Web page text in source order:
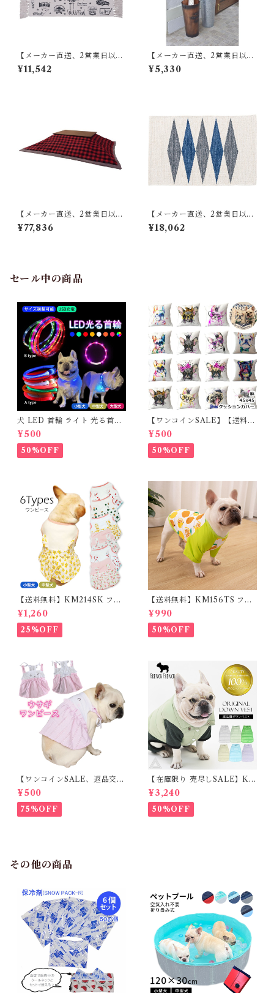
【メーカー直送、2営業日以内
に発送】【6個セット】 東谷
マット W75×D45 RE TTR-13
¥11,542
【メーカー直送、2営業日以内
に発送】東谷 傘立て φ21×H41
ブロンズ/グリーン/アイボリ
¥5,330
【メーカー直送、2営業日以内
に発送】【4個セット】 東谷
薄掛けコタツ布団 長方形 KK-
¥77,836
【メーカー直送、2営業日以内
に発送】【6個セット】 東谷
キッチンマット W50×D80 ブ
¥18,062
セール中の商品
犬 LED 首輪 ライト 光る首輪
USB充電 生活防水 長さ調整可
能 首輪 犬用 ペット カラー ペ
ット用品 軽量 ドッグ用品 フレ
ンチブルドック 大型犬 中型犬
¥500
50%OFF
【ワンコインSALE】【送料無
料】KM503G クッションカバ
ー フレンチブルドッグ クリー
ム フレブル
¥500
50%OFF
【送料無料】KM214SK フレ
ブル 女の子 スカート ワンピー
ス夏 フリル 犬服 ドックウェア
¥1,260
25%OFF
【送料無料】KM156TS フレ
ブル Tシャツ フレンチブルド
ック レモン柄 犬服 ドックウェ
ア
¥990
50%OFF
【ワンコインSALE、返品交換
不可】KM171SK フレンチブ
ルドック 犬服 女の子 ピンク
スカート
¥500
75%OFF
【在庫限り 売尽しSALE】K
M952Tダウンベスト 100%ダ
ウン・フェザー 犬 犬服 ダウン
ジャケット ベスト フレンチブ
ルドッグ 冬服 極暖 暖かい 可
¥3,240
50%OFF
その他の商品